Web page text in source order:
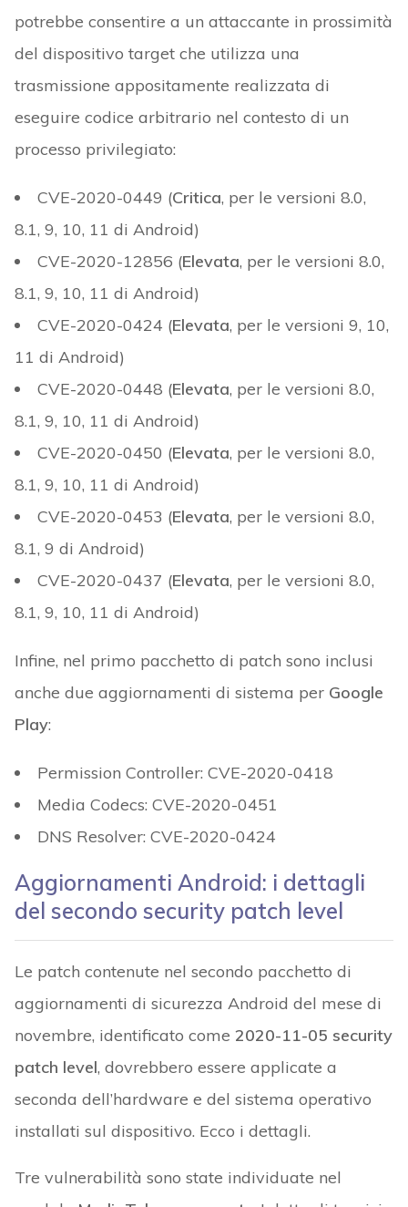
potrebbe consentire a un attaccante in prossimità
del dispositivo target che utilizza una
trasmissione appositamente realizzata di
eseguire codice arbitrario nel contesto di un
processo privilegiato:
CVE-2020-0449 (Critica, per le versioni 8.0,
8.1, 9, 10, 11 di Android)
CVE-2020-12856 (Elevata, per le versioni 8.0,
8.1, 9, 10, 11 di Android)
CVE-2020-0424 (Elevata, per le versioni 9, 10,
11 di Android)
CVE-2020-0448 (Elevata, per le versioni 8.0,
8.1, 9, 10, 11 di Android)
CVE-2020-0450 (Elevata, per le versioni 8.0,
8.1, 9, 10, 11 di Android)
CVE-2020-0453 (Elevata, per le versioni 8.0,
8.1, 9 di Android)
CVE-2020-0437 (Elevata, per le versioni 8.0,
8.1, 9, 10, 11 di Android)
Infine, nel primo pacchetto di patch sono inclusi
anche due aggiornamenti di sistema per Google
Play:
Permission Controller: CVE-2020-0418
Media Codecs: CVE-2020-0451
DNS Resolver: CVE-2020-0424
Aggiornamenti Android: i dettagli
del secondo security patch level
Le patch contenute nel secondo pacchetto di
aggiornamenti di sicurezza Android del mese di
novembre, identificato come 2020-11-05 security
patch level, dovrebbero essere applicate a
seconda dell’hardware e del sistema operativo
installati sul dispositivo. Ecco i dettagli.
Tre vulnerabilità sono state individuate nel